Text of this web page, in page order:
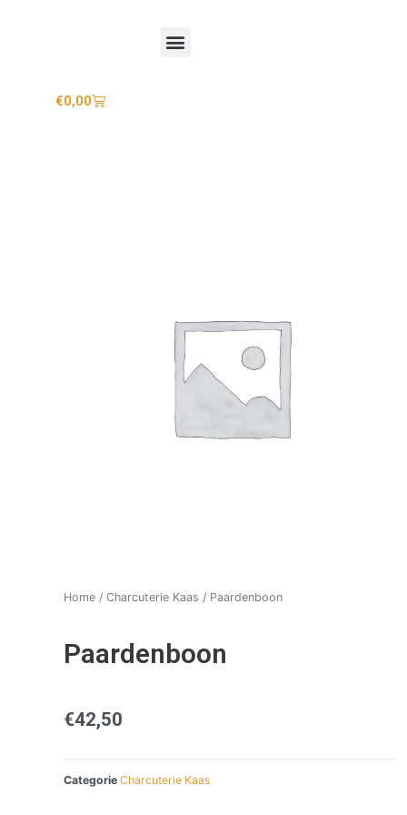
€0,00
Home / Charcuterie Kaas / Paardenboon
Paardenboon
€42,50
Categorie Charcuterie Kaas